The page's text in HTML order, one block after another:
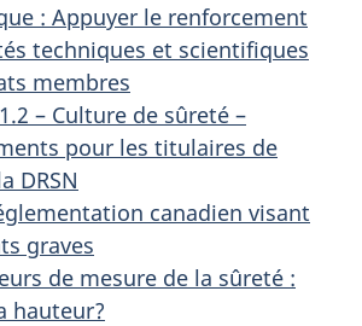
: Appuyer le renforcement
techniques et scientifiques
membres
– Culture de sûreté –
pour les titulaires de
DRSN
canadien visant
graves
de mesure de la sûreté :
hauteur?